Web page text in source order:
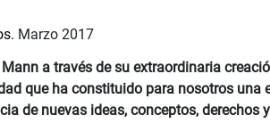
Marzo 2017
a través de su extraordinaria
que ha constituido para nosotros una
de nuevas ideas, conceptos,